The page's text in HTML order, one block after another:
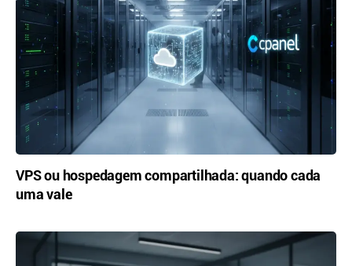
VPS ou hospedagem compartilhada: quando cada
uma vale